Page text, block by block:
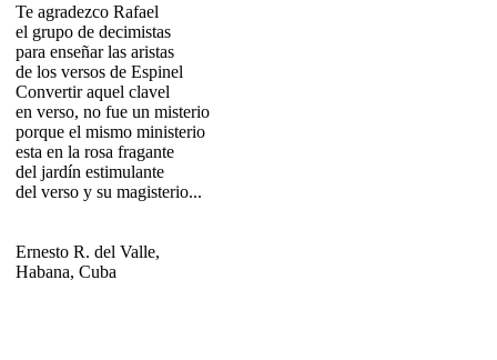
Te agradezco Rafael
el grupo de decimistas
para enseñar las aristas
de los versos de Espinel
Convertir aquel clavel
en verso, no fue un misterio
porque el mismo ministerio
esta en la rosa fragante
del jardín estimulante
del verso y su magisterio...
Ernesto R. del Valle,
Habana, Cuba